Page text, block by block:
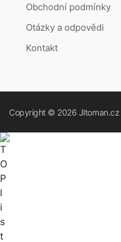
Obchodní podmínky
Otázky a odpovědi
Kontakt
Copyright © 2026 Jltoman.cz